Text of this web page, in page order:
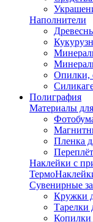
Наполнители
Опилки,
Полиграфия
Материалы
Пленка
Наклейки с
Сувенирные
Кружки
Тарелки